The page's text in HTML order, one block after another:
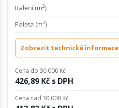
Balení (m2)
Paleta (m2)
Zobrazit technické informace
Cena do 30 000 Kč
426,89 Kč s DPH
Cena nad 30 000 Kč